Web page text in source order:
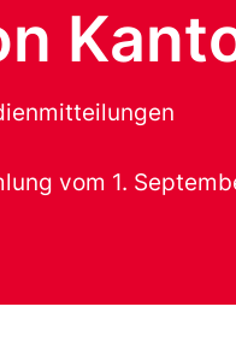
vom 1.